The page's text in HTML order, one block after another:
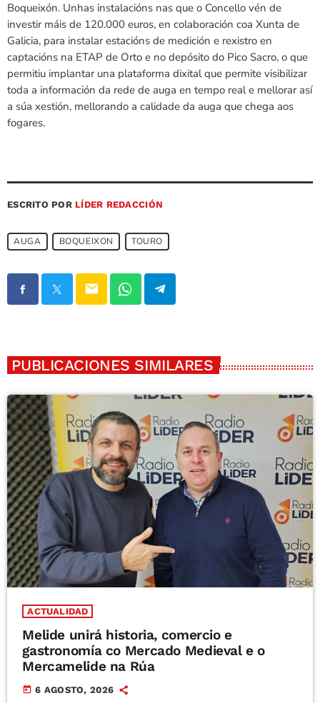
Boqueixón. Unhas instalacións nas que o Concello vén de
investir máis de 120.000 euros, en colaboración coa Xunta de
Galicia, para instalar estacións de medición e rexistro en
captacións na ETAP de Orto e no depósito do Pico Sacro, o que
permitiu implantar una plataforma dixital que permite visibilizar
toda a información da rede de auga en tempo real e mellorar así
a súa xestión, mellorando a calidade da auga que chega aos
fogares.
ESCRITO POR LÍDER REDACCIÓN
AUGA BOQUEIXON TOURO
email
PUBLICACIONES SIMILARES
ACTUALIDAD
Melide unirá historia, comercio e
gastronomía co Mercado Medieval e o
Mercamelide na Rúa
today 6 AGOSTO, 2026